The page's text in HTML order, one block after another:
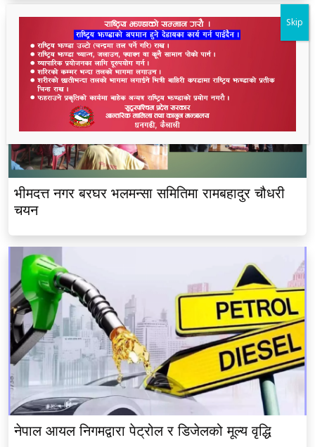
भीमदत्त नगर बरघर भलमन्सा समितिमा रामबहादुर चौधरी
चयन
नेपाल आयल निगमद्वारा पेट्रोल र डिजेलको मूल्य वृद्धि
Skip